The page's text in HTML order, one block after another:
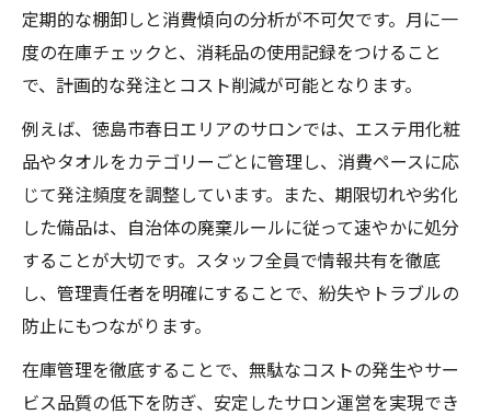
定期的な棚卸しと消費傾向の分析が不可欠です。月に一
度の在庫チェックと、消耗品の使用記録をつけること
で、計画的な発注とコスト削減が可能となります。
例えば、徳島市春日エリアのサロンでは、エステ用化粧
品やタオルをカテゴリーごとに管理し、消費ペースに応
じて発注頻度を調整しています。また、期限切れや劣化
した備品は、自治体の廃棄ルールに従って速やかに処分
することが大切です。スタッフ全員で情報共有を徹底
し、管理責任者を明確にすることで、紛失やトラブルの
防止にもつながります。
在庫管理を徹底することで、無駄なコストの発生やサー
ビス品質の低下を防ぎ、安定したサロン運営を実現でき